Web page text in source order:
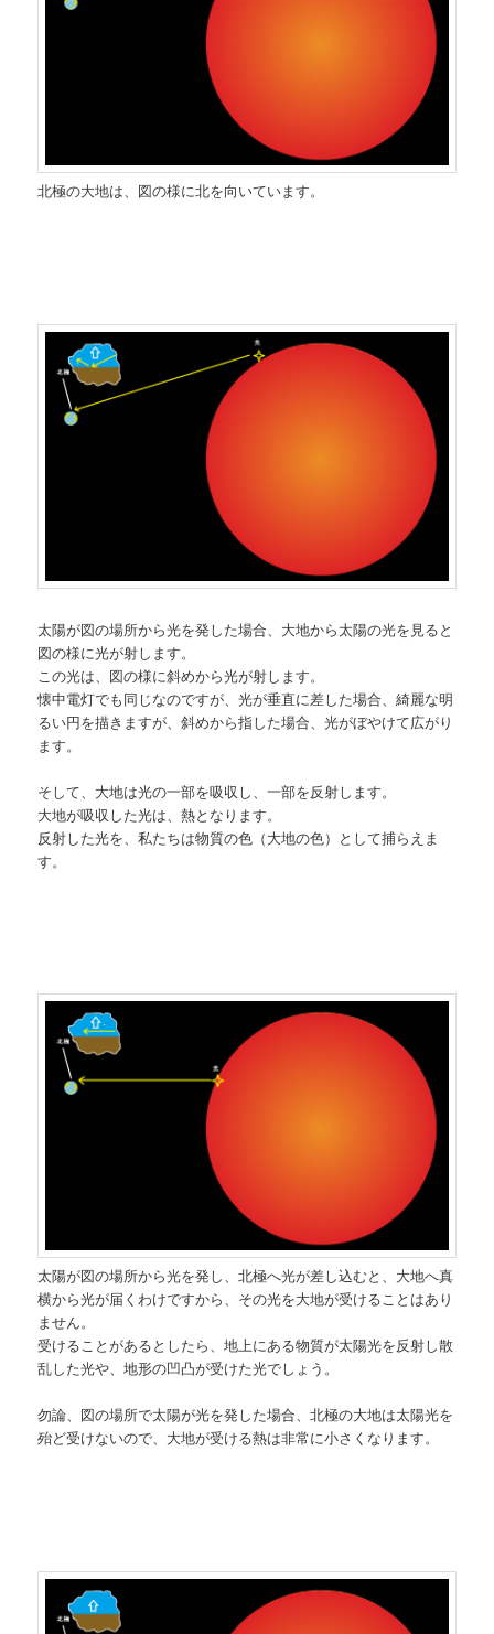
北極の大地は、図の様に北を向いています。
太陽が図の場所から光を発した場合、大地から太陽の光を見ると
図の様に光が射します。
この光は、図の様に斜めから光が射します。
懐中電灯でも同じなのですが、光が垂直に差した場合、綺麗な明
るい円を描きますが、斜めから指した場合、光がぼやけて広がり
ます。
そして、大地は光の一部を吸収し、一部を反射します。
大地が吸収した光は、熱となります。
反射した光を、私たちは物質の色（大地の色）として捕らえま
す。
太陽が図の場所から光を発し、北極へ光が差し込むと、大地へ真
横から光が届くわけですから、その光を大地が受けることはあり
ません。
受けることがあるとしたら、地上にある物質が太陽光を反射し散
乱した光や、地形の凹凸が受けた光でしょう。
勿論、図の場所で太陽が光を発した場合、北極の大地は太陽光を
殆ど受けないので、大地が受ける熱は非常に小さくなります。